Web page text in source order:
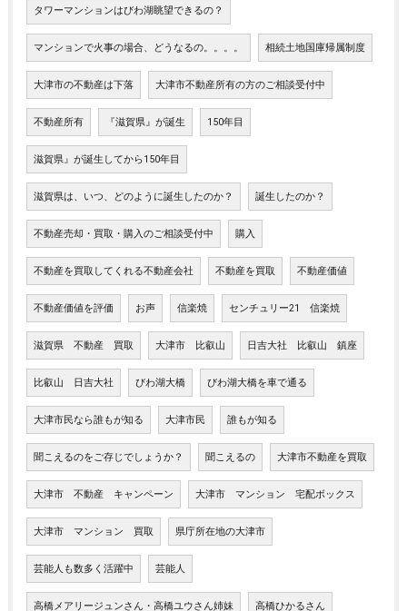
タワーマンションはびわ湖眺望できるの？
マンションで火事の場合、どうなるの。。。。 相続土地国庫帰属制度
大津市の不動産は下落 大津市不動産所有の方のご相談受付中
不動産所有 『滋賀県』が誕生 150年目
滋賀県』が誕生してから150年目
滋賀県は、いつ、どのように誕生したのか？ 誕生したのか？
不動産売却・買取・購入のご相談受付中 購入
不動産を買取してくれる不動産会社 不動産を買取 不動産価値
不動産価値を評価 お声 信楽焼 センチュリー21 信楽焼
滋賀県 不動産 買取 大津市 比叡山 日吉大社 比叡山 鎮座
比叡山 日吉大社 びわ湖大橋 びわ湖大橋を車で通る
大津市民なら誰もが知る 大津市民 誰もが知る
聞こえるのをご存じでしょうか？ 聞こえるの 大津市不動産を買取
大津市 不動産 キャンペーン 大津市 マンション 宅配ボックス
大津市 マンション 買取 県庁所在地の大津市
芸能人も数多く活躍中 芸能人
高橋メアリージュンさん・高橋ユウさん姉妹 高橋ひかるさん